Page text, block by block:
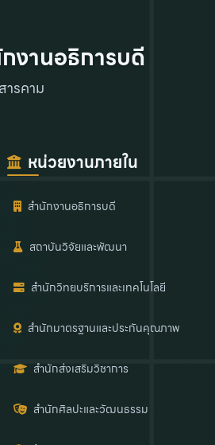
งานอธิการบดี
ารคาม
หน่วยงานภายใน
สำนักงานอธิการบดี
สถาบันวิจัยและพัฒนา
สำนักวิทยบริการและเทคโนโลยี
สำนักมาตรฐานและประกันคุณภาพ
สำนักส่งเสริมวิชาการ
สำนักศิลปะและวัฒนธรรม